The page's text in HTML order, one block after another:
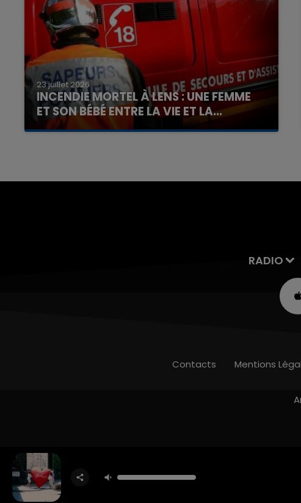
23 juillet 2026
INCENDIE MORTEL À LENS : UNE FEMME
ET SON BÉBÉ ENTRE LA VIE ET LA...
Un homme s'est immolé par le feu après avoir
RADIO
Contacts Mentions